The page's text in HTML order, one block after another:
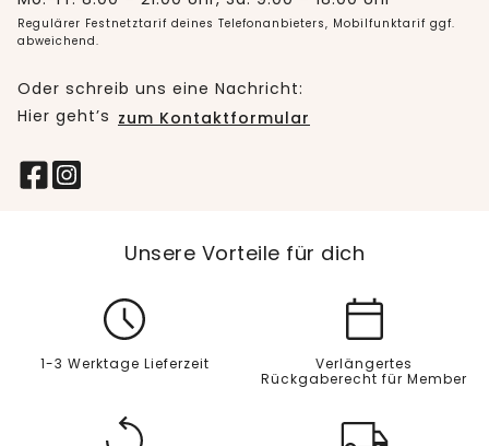
Regulärer Festnetztarif deines Telefonanbieters, Mobilfunktarif ggf.
abweichend.
Oder schreib uns eine Nachricht:
Hier geht’s zum Kontaktformular
Unsere Vorteile für dich
1-3 Werktage Lieferzeit
Verlängertes
Rückgaberecht für Member